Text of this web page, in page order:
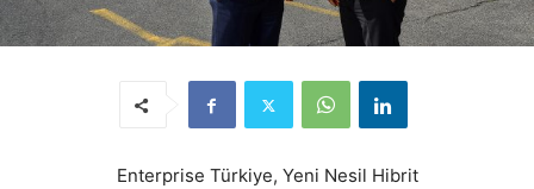
Enterprise Türkiye, Yeni Nesil Hibrit